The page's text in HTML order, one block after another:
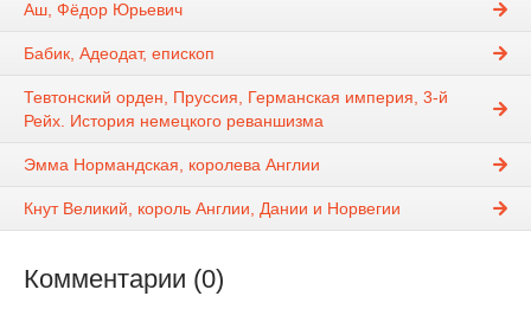
Аш, Фёдор Юрьевич
Бабик, Адеодат, епископ
Тевтонский орден, Пруссия, Германская империя, 3-й
Рейх. История немецкого реваншизма
Эмма Нормандская, королева Англии
Кнут Великий, король Англии, Дании и Норвегии
Комментарии (0)